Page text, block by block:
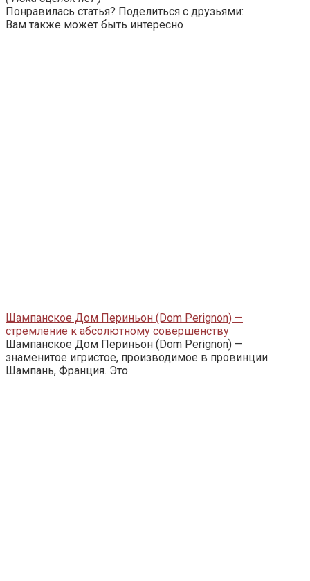
Понравилась статья? Поделиться с друзьями:
Вам также может быть интересно
Шампанское Дом Периньон (Dom Perignon) —
стремление к абсолютному совершенству
Шампанское Дом Периньон (Dom Perignon) —
знаменитое игристое, производимое в провинции
Шампань, Франция. Это